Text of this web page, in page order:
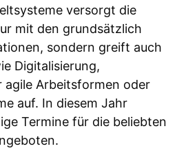
versorgt die
mit den grundsätzlich
sondern greift auch
Digitalisierung,
agile Arbeitsformen oder
auf. In diesem Jahr
Termine für die beliebten